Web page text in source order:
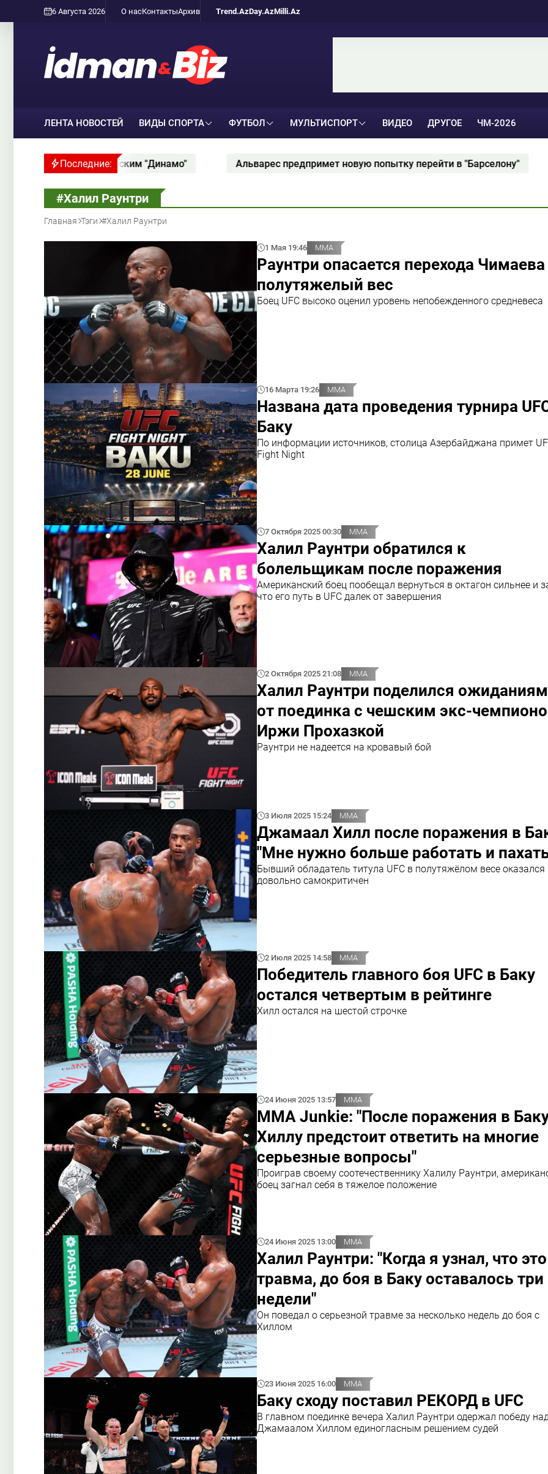
6 Августа 2026 О насКонтактыАрхив Trend.AzDay.AzMilli.Az
ЛЕНТА НОВОСТЕЙ ВИДЫ СПОРТА ФУТБОЛ МУЛЬТИСПОРТ ВИДЕО ДРУГОЕ ЧМ-2026
Последние:
"Динамо" Альварес предпримет новую попытку перейти в "Барселону" Дана Уайт рассказал,
#Халил Раунтри
Главная Тэги #Халил Раунтри
1 Мая 19:46 ММА
Раунтри опасается перехода Чимаева
полутяжелый вес
Боец UFC высоко оценил уровень непобежденного средневеса
16 Марта 19:26 ММА
Названа дата проведения турнира
Баку
По информации источников, столица Азербайджана примет
Fight Night
7 Октября 2025 00:30 ММА
Халил Раунтри обратился к
болельщикам после поражения
Американский боец пообещал вернуться в октагон сильнее и
что его путь в UFC далек от завершения
2 Октября 2025 21:08 ММА
Халил Раунтри поделился
от поединка с чешским экс-
Иржи Прохазкой
Раунтри не надеется на кровавый бой
3 Июля 2025 15:24 ММА
Джамаал Хилл после поражения в
"Мне нужно больше работать и
Бывший обладатель титула UFC в полутяжёлом весе оказался
довольно самокритичен
2 Июля 2025 14:58 ММА
Победитель главного боя UFC в Баку
остался четвертым в рейтинге
Хилл остался на шестой строчке
24 Июня 2025 13:57 ММА
MMA Junkie: "После поражения в
Хиллу предстоит ответить на многие
серьезные вопросы"
Проиграв своему соотечественнику Халилу Раунтри,
боец загнал себя в тяжелое положение
24 Июня 2025 13:00 ММА
Халил Раунтри: "Когда я узнал, что
травма, до боя в Баку оставалось три
недели"
Он поведал о серьезной травме за несколько недель до боя с
Хиллом
23 Июня 2025 16:00 ММА
Баку сходу поставил РЕКОРД в UFC
В главном поединке вечера Халил Раунтри одержал победу
Джамаалом Хиллом единогласным решением судей